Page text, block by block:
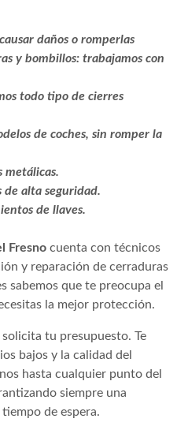
daños o romperlas
y bombillos: trabajamos con
todo tipo de cierres
de coches, sin romper la
metálicas.
de alta seguridad.
de llaves.
Fresno cuenta con técnicos
y reparación de cerraduras
sabemos que te preocupa el
la mejor protección.
tu presupuesto. Te
bajos y la calidad del
hasta cualquier punto del
siempre una
de espera.